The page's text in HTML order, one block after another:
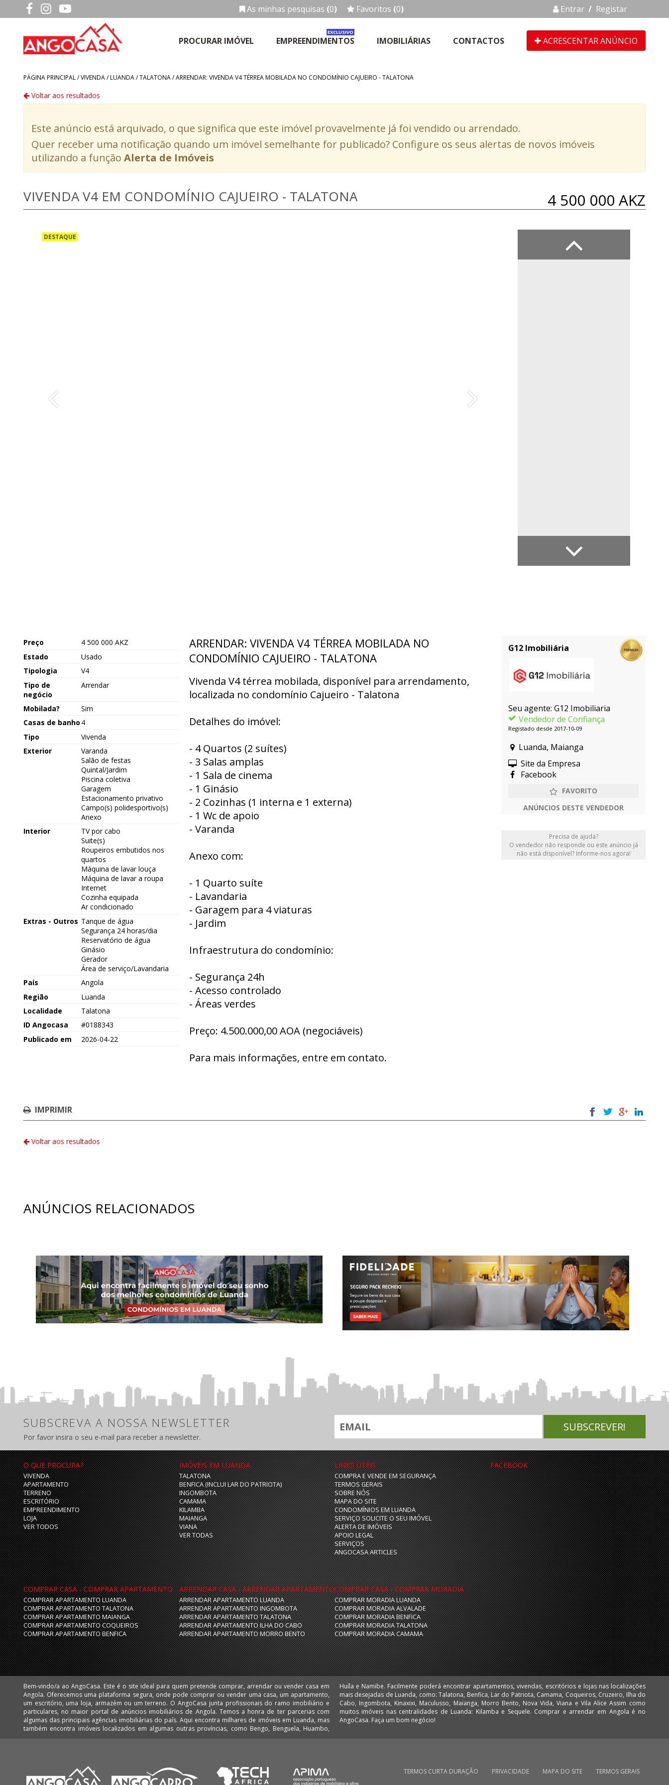
As minhas pesquisas (0) Favoritos (0) Entrar / Registar
PROCURAR IMÓVEL EMPREENDIMENTOS
EXCLUSIVO
IMOBILIÁRIAS CONTACTOS ACRESCENTAR ANÚNCIO
PÁGINA PRINCIPAL /VIVENDA/LUANDA/TALATONA/ARRENDAR: VIVENDA V4 TÉRREA MOBILADA NO CONDOMÍNIO CAJUEIRO - TALATONA
Voltar aos resultados
Este anúncio está arquivado, o que significa que este imóvel provavelmente já foi vendido ou arrendado.
Quer receber uma notificação quando um imóvel semelhante for publicado? Configure os seus alertas de novos imóveis
utilizando a função Alerta de Imóveis
4 500 000 AKZ
VIVENDA V4 EM CONDOMÍNIO CAJUEIRO - TALATONA
Preço
4 500 000 AKZ
Estado
Usado
Tipologia
V4
Tipo de
negócio
Arrendar
Mobilada?
Sim
Casas de banho 4
Tipo
Vivenda
Exterior
Varanda
Salão de festas
Quintal/Jardim
Piscina coletiva
Garagem
Estacionamento privativo
Campo(s) polidesportivo(s)
Anexo
Interior
TV por cabo
Suite(s)
Roupeiros embutidos nos
quartos
Máquina de lavar louça
Máquina de lavar a roupa
Internet
Cozinha equipada
Ar condicionado
Extras - Outros Tanque de água
Segurança 24 horas/dia
Reservatório de água
Ginásio
Gerador
Área de serviço/Lavandaria
País
Angola
Região
Luanda
Localidade
Talatona
ID Angocasa
#0188343
Publicado em
2026-04-22
ARRENDAR: VIVENDA V4 TÉRREA MOBILADA NO
CONDOMÍNIO CAJUEIRO - TALATONA
Vivenda V4 térrea mobilada, disponível para arrendamento,
localizada no condomínio Cajueiro - Talatona
Detalhes do imóvel:
- 4 Quartos (2 suítes)
- 3 Salas amplas
- 1 Sala de cinema
- 1 Ginásio
- 2 Cozinhas (1 interna e 1 externa)
- 1 Wc de apoio
- Varanda
Anexo com:
- 1 Quarto suíte
- Lavandaria
- Garagem para 4 viaturas
- Jardim
Infraestrutura do condomínio:
- Segurança 24h
- Acesso controlado
- Áreas verdes
Preço: 4.500.000,00 AOA (negociáveis)
Para mais informações, entre em contato.
G12 Imobiliária
Seu agente: G12 Imobiliaria
Vendedor de Confiança
Registado desde 2017-10-09
Luanda, Maianga
Site da Empresa
Facebook
ANÚNCIOS DESTE VENDEDOR
Precisa de ajuda?
O vendedor não responde ou este anúncio já
não está disponível? Informe-nos agora!
IMPRIMIR
Voltar aos resultados
ANÚNCIOS RELACIONADOS
SUBSCREVA A NOSSA NEWSLETTER
Por favor insira o seu e-mail para receber a newsletter.
O QUE PROCURA?
VIVENDA
APARTAMENTO
TERRENO
ESCRITÓRIO
EMPREENDIMENTO
LOJA
VER TODOS
IMÓVEIS EM LUANDA
TALATONA
BENFICA (INCLUI LAR DO PATRIOTA)
INGOMBOTA
CAMAMA
KILAMBA
MAIANGA
VIANA
VER TODAS
LINKS ÙTEIS
COMPRA E VENDE EM SEGURANÇA
TERMOS GERAIS
SOBRE NÓS
MAPA DO SITE
CONDOMÍNIOS EM LUANDA
SERVIÇO SOLICITE O SEU IMÓVEL
ALERTA DE IMÓVEIS
APOIO LEGAL
SERVIÇOS
ANGOCASA ARTICLES
FACEBOOK
COMPRAR CASA - COMPRAR APARTAMENTO
COMPRAR APARTAMENTO LUANDA
COMPRAR APARTAMENTO TALATONA
COMPRAR APARTAMENTO MAIANGA
COMPRAR APARTAMENTO COQUEIROS
COMPRAR APARTAMENTO BENFICA
ARRENDAR CASA - ARRENDAR APARTAMENTO
ARRENDAR APARTAMENTO LUANDA
ARRENDAR APARTAMENTO INGOMBOTA
ARRENDAR APARTAMENTO TALATONA
ARRENDAR APARTAMENTO ILHA DO CABO
ARRENDAR APARTAMENTO MORRO BENTO
COMPRAR CASA - COMPRAR MORADIA
COMPRAR MORADIA LUANDA
COMPRAR MORADIA ALVALADE
COMPRAR MORADIA BENFICA
COMPRAR MORADIA TALATONA
COMPRAR MORADIA CAMAMA
Bem-vindo/a ao AngoCasa. Este é o site ideal para quem pretende comprar, arrendar ou vender casa em
Angola. Oferecemos uma plataforma segura, onde pode comprar ou vender uma casa, um apartamento,
um escritório, uma loja, armazém ou um terreno. O AngoCasa junta profissionais do ramo imobiliário e
particulares, no maior portal de anúncios imobiliários de Angola. Temos a honra de ter parcerias com
algumas das principais agências imobiliárias do país. Aqui encontra milhares de imóveis em Luanda, mas
também encontra imóveis localizados em algumas outras províncias, como Bengo, Benguela, Huambo,
Huíla e Namibe. Facilmente poderá encontrar apartamentos, vivendas, escritórios e lojas nas localizações
mais desejadas de Luanda, como: Talatona, Benfica, Lar do Patriota, Camama, Coqueiros, Cruzeiro, Ilha do
Cabo, Ingombota, Kinaxixi, Maculusso, Maianga, Morro Bento, Nova Vida, Viana e Vila Alice Assim como
muitos imóveis nas centralidades de Luanda: Kilamba e Sequele. Comprar e arrendar em Angola é no
AngoCasa. Faça um bom negócio!
TERMOS CURTA DURAÇÃO PRIVACIDADE MAPA DO SITE TERMOS GERAIS